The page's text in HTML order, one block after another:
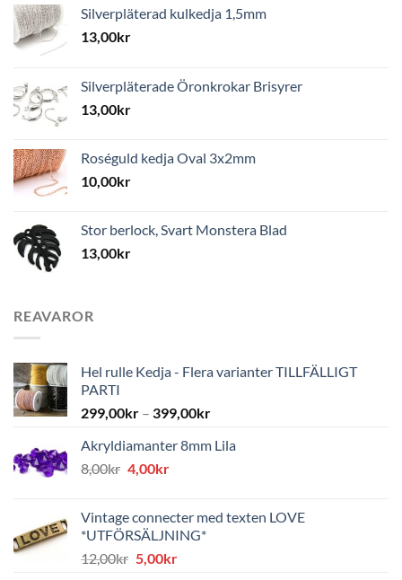
Silverpläterad kulkedja 1,5mm
13,00kr
Silverpläterade Öronkrokar Brisyrer
13,00kr
Roséguld kedja Oval 3x2mm
10,00kr
Stor berlock, Svart Monstera Blad
13,00kr
REAVAROR
Hel rulle Kedja - Flera varianter TILLFÄLLIGT
PARTI
299,00kr – 399,00kr
Akryldiamanter 8mm Lila
8,00kr Det
var:
8,00kr.
4,00krDet
är:
4,00kr.
Vintage connecter med texten LOVE
*UTFÖRSÄLJNING*
12,00kr Det
5,00krDet